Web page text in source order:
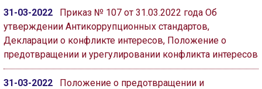
31-03-2022
Приказ № 107 от 31.03.2022 года Об
утверждении Антикоррупционных стандартов,
Декларации о конфликте интересов, Положение о
предотвращении и урегулировании конфликта интересов
31-03-2022
Положение о предотвращении и